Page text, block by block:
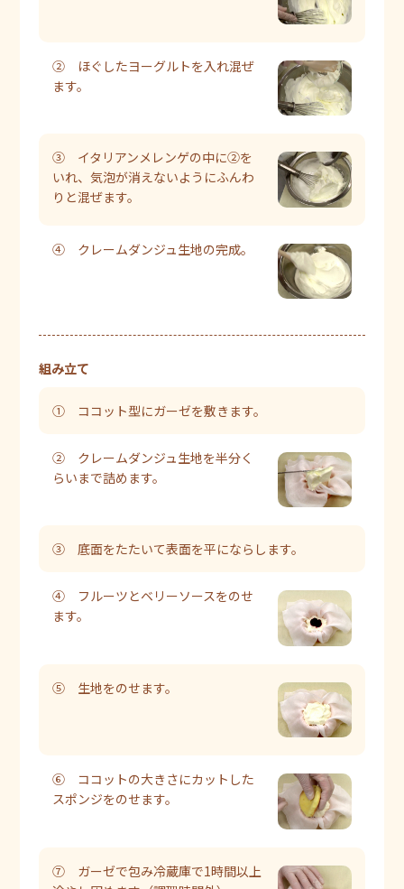
② ほぐしたヨーグルトを入れ混ぜ
ます。
③ イタリアンメレンゲの中に②を
いれ、気泡が消えないようにふんわ
りと混ぜます。
④ クレームダンジュ生地の完成。
組み立て
① ココット型にガーゼを敷きます。
② クレームダンジュ生地を半分く
らいまで詰めます。
③ 底面をたたいて表面を平にならします。
④ フルーツとベリーソースをのせ
ます。
⑤ 生地をのせます。
⑥ ココットの大きさにカットした
スポンジをのせます。
⑦ ガーゼで包み冷蔵庫で1時間以上